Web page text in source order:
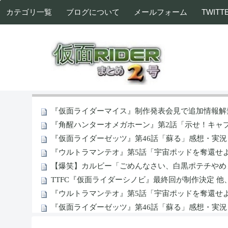
カテゴリ一覧 ブログについて メールフォーム